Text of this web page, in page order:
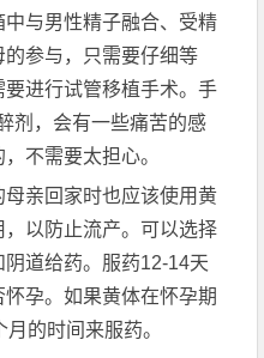
与男性精子融合、受精
参与，只需要仔细等
进行试管移植手术。手
剂，会有一些痛苦的感
不需要太担心。
亲回家时也应该使用黄
以防止流产。可以选择
道给药。服药12-14天
孕。如果黄体在怀孕期
的时间来服药。